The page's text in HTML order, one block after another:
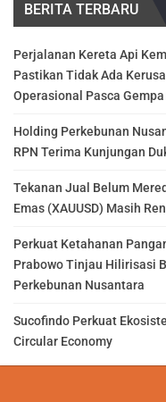
BERITA TERBARU
Perjalanan Kereta Api
Pastikan Tidak Ada
Operasional Pasca
Holding Perkebunan
RPN Terima Kunjungan
Tekanan Jual Belum
Emas (XAUUSD) Masih
Perkuat Ketahanan
Prabowo Tinjau Hilirisasi
Perkebunan Nusantara
Sucofindo Perkuat
Circular Economy